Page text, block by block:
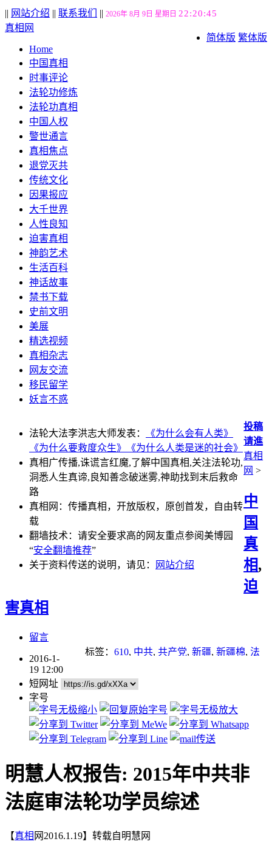
|| 网站介绍 || 联系我们 || 2026年 8月 9日 星期日 22:20:46
简体版 繁体版
真相网
Home
中国真相
时事评论
法轮功修炼
法轮功真相
中国人权
警世通言
真相焦点
退党灭共
传统文化
因果报应
大千世界
人性良知
迫害真相
神韵艺术
生活百科
神话故事
禁书下载
史前文明
美展
精选视频
真相杂志
网友交流
移民留学
妖言不惑
法轮大法李洪志大师发表：
《为什么会有人类》
《为什么要救度众生》
《为什么人类是迷的社会》
真相广传播,诛谎言红魔,了解中国真相,关注法轮功,
洞悉人生真谛,良知善念破迷雾,神助找到末后救命
路
真相网：传播真相，开放版权，原创首发，自由转
载
翻墙技术：请安全要求高的网友重点参阅美博园
“安全翻墙推荐”
关于资料传送的说明，请见：
网站介绍
投稿
请進
真相
网 >
中
国
真
相,
迫
害真相
留言
标签： 610, 中共, 共产党, 新疆, 新疆棉, 法
点推荐
2016-1-
19 12:00
短网址
字号
明慧人权报告: 2015年中共非
法庭审法轮功学员综述
【真相 网2016.1.19】转载自明慧网